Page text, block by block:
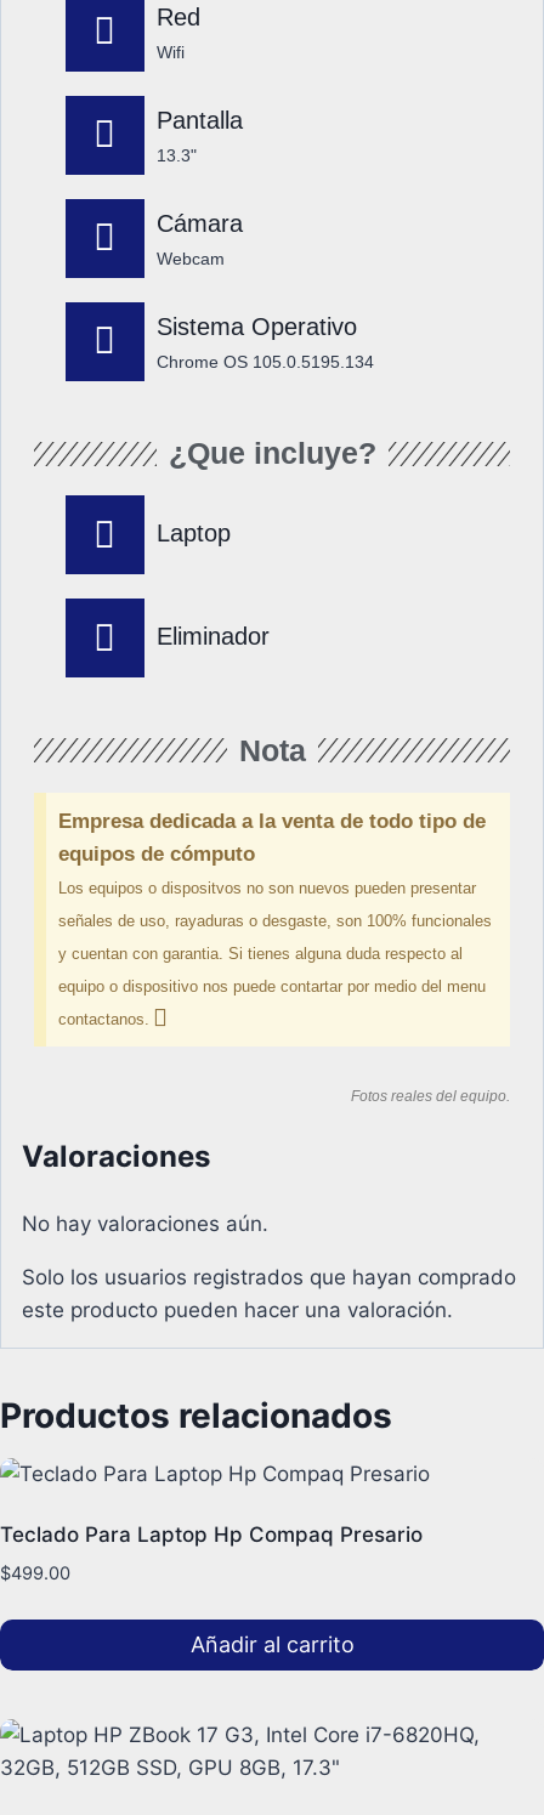
Red
Wifi
Pantalla
13.3"
Cámara
Webcam
Sistema Operativo
Chrome OS 105.0.5195.134
¿Que incluye?
Laptop
Eliminador
Nota
Empresa dedicada a la venta de todo tipo de
equipos de cómputo
Los equipos o dispositvos no son nuevos pueden presentar
señales de uso, rayaduras o desgaste, son 100% funcionales
y cuentan con garantia. Si tienes alguna duda respecto al
equipo o dispositivo nos puede contartar por medio del menu
contactanos.
Fotos reales del equipo.
Valoraciones
No hay valoraciones aún.
Solo los usuarios registrados que hayan comprado
este producto pueden hacer una valoración.
Productos relacionados
Teclado Para Laptop Hp Compaq Presario
$499.00
Añadir al carrito